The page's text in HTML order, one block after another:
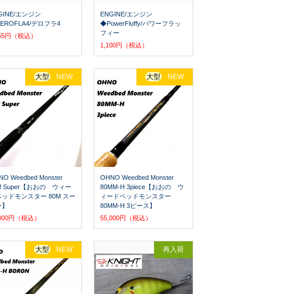
エンジン
デロフラ4
円（税込）
ENGINE/エンジン
◆PowerFluffy/パワーフラッ
フィー
1,100円（税込）
Weedbed Monster
Super【おおの ウィー
ッドモンスター 80M スー
円（税込）
大型 NEW
OHNO Weedbed Monster
80MM-H 3piece【おおの ウ
ィードベッドモンスター
80MM-H 3ピース】
55,000円（税込）
大型 NEW
大型 NEW 再入荷